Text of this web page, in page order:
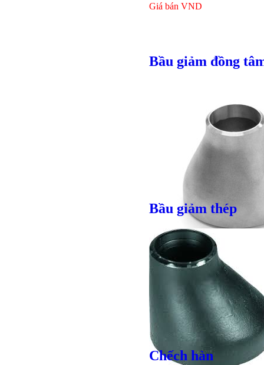
Giá bán VND
Bầu giảm đồng
Giá bán
Bầu giảm thép
Chếch hàn